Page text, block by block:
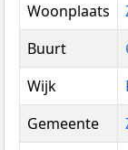
Woonplaats
Buurt
Wijk
Gemeente